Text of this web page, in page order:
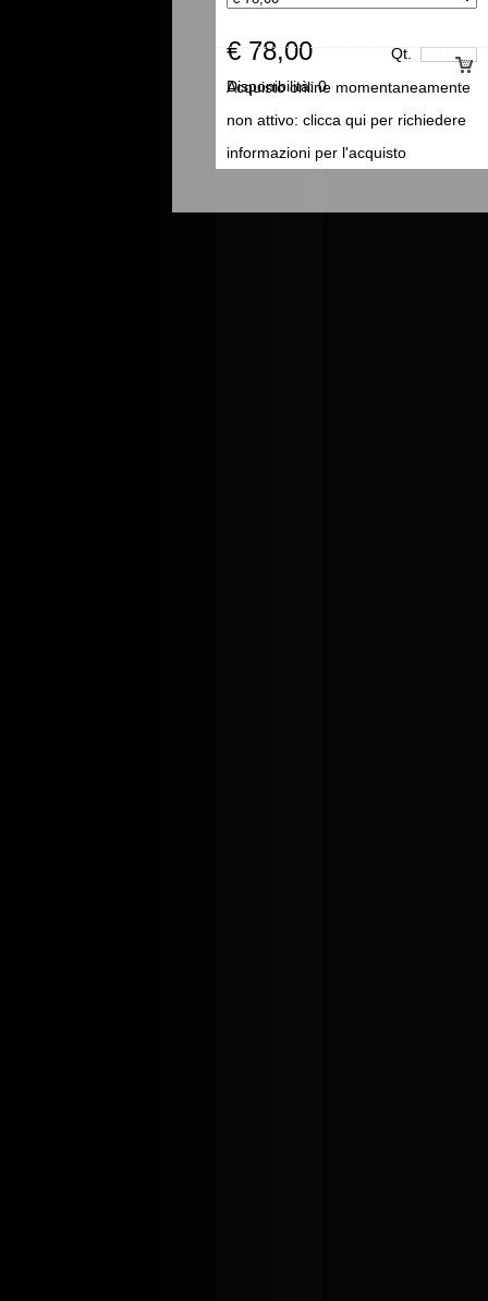
€ 78,00
Qt.
Acquisto online momentaneamente
non attivo: clicca qui per richiedere
informazioni per l'acquisto
Disponibilità:0